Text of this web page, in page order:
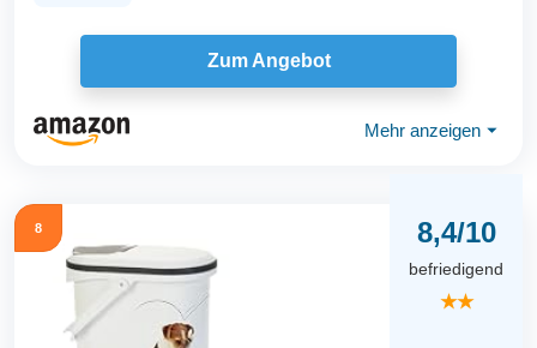
Zum Angebot
Mehr anzeigen ⏷
8 8,4/10
befriedigend
★★